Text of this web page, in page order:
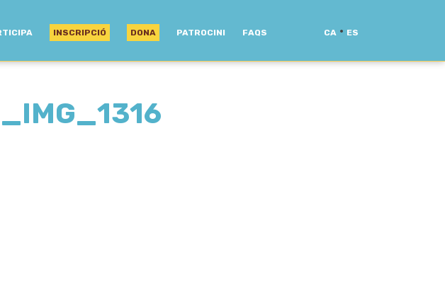
INSCRIPCIÓ DONA PATROCINI FAQS CA · ES